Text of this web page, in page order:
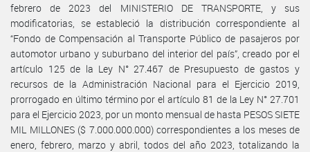
febrero de 2023 del MINISTERIO DE TRANSPORTE, y sus
modificatorias, se estableció la distribución correspondiente al
“Fondo de Compensación al Transporte Público de pasajeros por
automotor urbano y suburbano del interior del país”, creado por el
artículo 125 de la Ley N° 27.467 de Presupuesto de gastos y
recursos de la Administración Nacional para el Ejercicio 2019,
prorrogado en último término por el artículo 81 de la Ley N° 27.701
para el Ejercicio 2023, por un monto mensual de hasta PESOS SIETE
MIL MILLONES ($ 7.000.000.000) correspondientes a los meses de
enero, febrero, marzo y abril, todos del año 2023, totalizando la